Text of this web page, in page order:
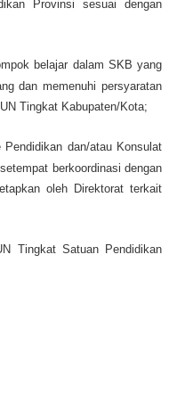
Provinsi sesuai dengan
belajar dalam SKB yang
dan memenuhi persyaratan
Tingkat Kabupaten/Kota;
dan/atau Konsulat
berkoordinasi dengan
oleh Direktorat terkait
Tingkat Satuan Pendidikan